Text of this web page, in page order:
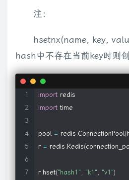
注：
hsetnx(name, key,
hash中不存在当前key时则
import
import time
pool = redis .ConnectionPool(
r = redis .Redis(
r.hset("hash1" , "k1" , "v1")